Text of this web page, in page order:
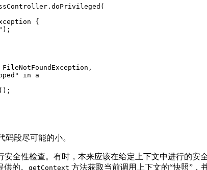
{
in a
段尽可能的小。
全性检查。有时，本来应该在给定上下文中进行的安
的。 getContext 方法获取当前调用上下文的“快照”，